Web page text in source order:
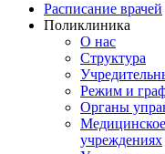
Расписание врачей
Поликлиника
О нас
Структура
Режим и
Органы
учреждениях